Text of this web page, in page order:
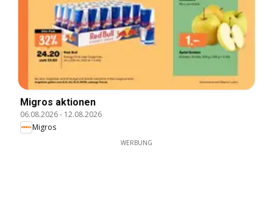
Migros aktionen
06.08.2026- 12.08.2026
Migros
WERBUNG